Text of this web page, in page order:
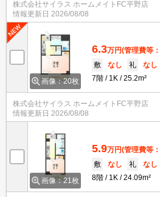
株式会社サイラス ホームメイトFC平野店
情報更新日 2026/08/08
画像：20枚
6.3万円(管理費等
敷
なし 礼
なし
7階
1K 25.2m²
株式会社サイラス ホームメイトFC平野店
情報更新日 2026/08/08
画像：21枚
5.9万円(管理費等
敷
なし 礼
なし
8階
1K 24.09m²